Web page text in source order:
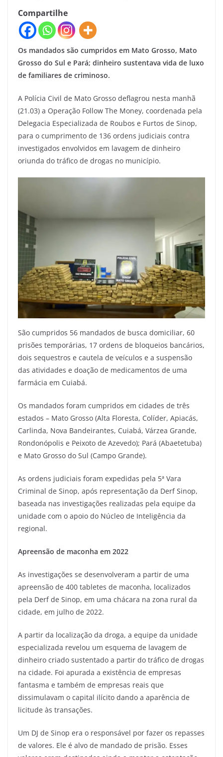
Compartilhe
Os mandados são cumpridos em Mato Grosso, Mato
Grosso do Sul e Pará; dinheiro sustentava vida de luxo
de familiares de criminoso.
A Polícia Civil de Mato Grosso deflagrou nesta manhã
(21.03) a Operação Follow The Money, coordenada pela
Delegacia Especializada de Roubos e Furtos de Sinop,
para o cumprimento de 136 ordens judiciais contra
investigados envolvidos em lavagem de dinheiro
oriunda do tráfico de drogas no município.
São cumpridos 56 mandados de busca domiciliar, 60
prisões temporárias, 17 ordens de bloqueios bancários,
dois sequestros e cautela de veículos e a suspensão
das atividades e doação de medicamentos de uma
farmácia em Cuiabá.
Os mandados foram cumpridos em cidades de três
estados – Mato Grosso (Alta Floresta, Colíder, Apiacás,
Carlinda, Nova Bandeirantes, Cuiabá, Várzea Grande,
Rondonópolis e Peixoto de Azevedo); Pará (Abaetetuba)
e Mato Grosso do Sul (Campo Grande).
As ordens judiciais foram expedidas pela 5ª Vara
Criminal de Sinop, após representação da Derf Sinop,
baseada nas investigações realizadas pela equipe da
unidade com o apoio do Núcleo de Inteligência da
regional.
Apreensão de maconha em 2022
As investigações se desenvolveram a partir de uma
apreensão de 400 tabletes de maconha, localizados
pela Derf de Sinop, em uma chácara na zona rural da
cidade, em julho de 2022.
A partir da localização da droga, a equipe da unidade
especializada revelou um esquema de lavagem de
dinheiro criado sustentado a partir do tráfico de drogas
na cidade. Foi apurada a existência de empresas
fantasma e também de empresas reais que
dissimulavam o capital ilícito dando a aparência de
licitude às transações.
Um DJ de Sinop era o responsável por fazer os repasses
de valores. Ele é alvo de mandado de prisão. Esses